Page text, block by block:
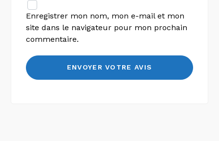
Enregistrer mon nom, mon e-mail et mon
site dans le navigateur pour mon prochain
commentaire.